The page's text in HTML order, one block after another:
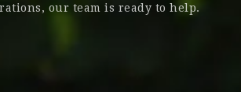
our team is ready to help.